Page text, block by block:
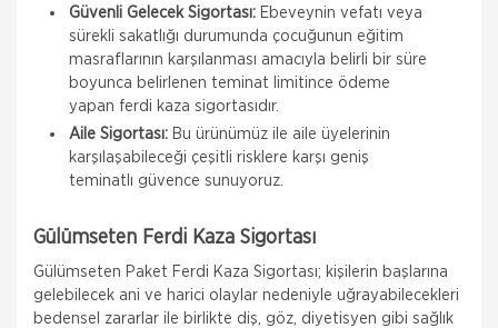
Güvenli Gelecek Sigortası: Ebeveynin vefatı veya
sürekli sakatlığı durumunda çocuğunun eğitim
masraflarının karşılanması amacıyla belirli bir süre
boyunca belirlenen teminat limitince ödeme
yapan ferdi kaza sigortasıdır.
Aile Sigortası: Bu ürünümüz ile aile üyelerinin
karşılaşabileceği çeşitli risklere karşı geniş
teminatlı güvence sunuyoruz.
Gülümseten Ferdi Kaza Sigortası
Gülümseten Paket Ferdi Kaza Sigortası; kişilerin başlarına
gelebilecek ani ve harici olaylar nedeniyle uğrayabilecekleri
bedensel zararlar ile birlikte diş, göz, diyetisyen gibi sağlık